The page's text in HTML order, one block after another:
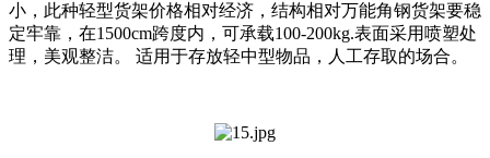
小，此种轻型货架价格相对经济，结构相对万能角钢货架要稳
定牢靠，在1500cm跨度内，可承载100-200kg.表面采用喷塑处
理，美观整洁。 适用于存放轻中型物品，人工存取的场合。